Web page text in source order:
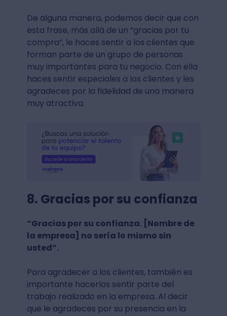
De alguna manera, podemos decir que con
esta frase, más allá de un “gracias por tu
compra”, le haces sentir a los clientes que
forman parte de un grupo de personas
muy importantes para tu negocio. Con ella
haces sentir especiales a los clientes y les
agradeces por la fidelidad de una manera
muy atractiva.
8. Gracias por su confianza
“Gracias por su confianza. [Nombre de
la empresa] no sería lo mismo sin
usted”.
Para agradecer a los clientes, también es
importante hacerlos sentir parte del
trabajo realizado en la empresa. Al decir
que le agradeces por su presencia en la